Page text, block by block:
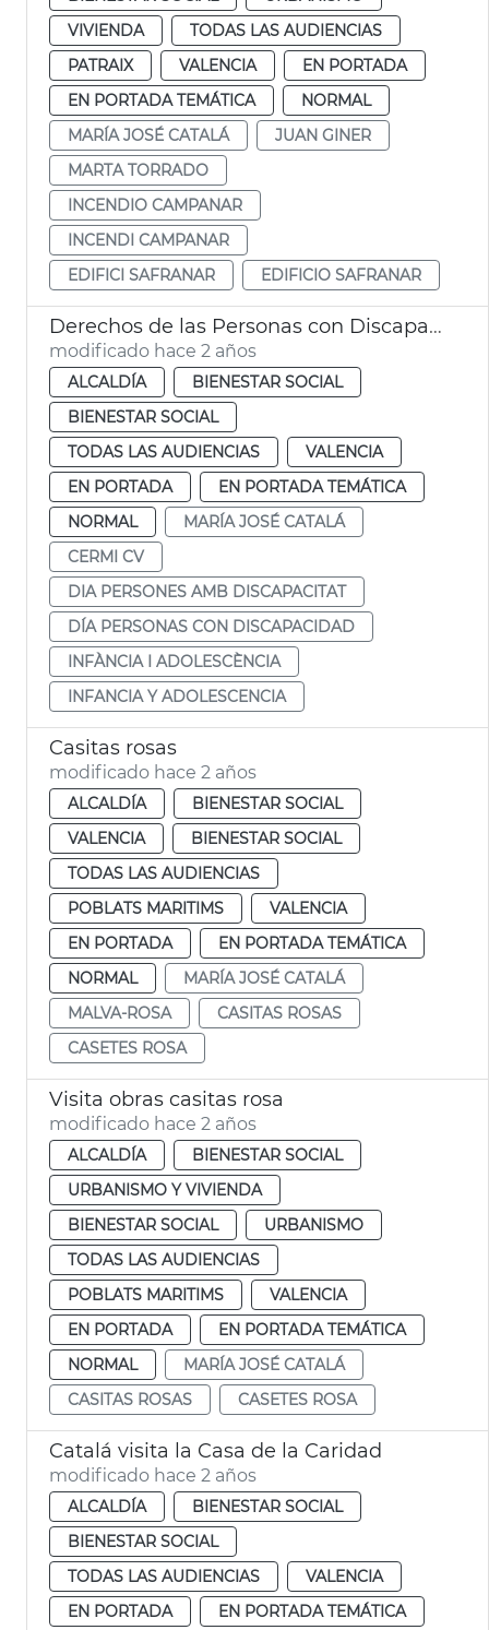
VIVIENDA
TODAS LAS AUDIENCIAS
PATRAIX
VALENCIA
EN PORTADA
EN PORTADA TEMÁTICA
NORMAL
MARÍA JOSÉ CATALÁ
JUAN GINER
MARTA TORRADO
INCENDIO CAMPANAR
INCENDI CAMPANAR
EDIFICI SAFRANAR
EDIFICIO SAFRANAR
Derechos de las Personas con Discapacidad
modificado hace 2 años
ALCALDÍA
BIENESTAR SOCIAL
BIENESTAR SOCIAL
TODAS LAS AUDIENCIAS
VALENCIA
EN PORTADA
EN PORTADA TEMÁTICA
NORMAL
MARÍA JOSÉ CATALÁ
CERMI CV
DIA PERSONES AMB DISCAPACITAT
DÍA PERSONAS CON DISCAPACIDAD
INFÀNCIA I ADOLESCÈNCIA
INFANCIA Y ADOLESCENCIA
Casitas rosas
modificado hace 2 años
ALCALDÍA
BIENESTAR SOCIAL
VALENCIA
BIENESTAR SOCIAL
TODAS LAS AUDIENCIAS
POBLATS MARITIMS
VALENCIA
EN PORTADA
EN PORTADA TEMÁTICA
NORMAL
MARÍA JOSÉ CATALÁ
MALVA-ROSA
CASITAS ROSAS
CASETES ROSA
Visita obras casitas rosa
modificado hace 2 años
ALCALDÍA
BIENESTAR SOCIAL
URBANISMO Y VIVIENDA
BIENESTAR SOCIAL
URBANISMO
TODAS LAS AUDIENCIAS
POBLATS MARITIMS
VALENCIA
EN PORTADA
EN PORTADA TEMÁTICA
NORMAL
MARÍA JOSÉ CATALÁ
CASITAS ROSAS
CASETES ROSA
Catalá visita la Casa de la Caridad
modificado hace 2 años
ALCALDÍA
BIENESTAR SOCIAL
BIENESTAR SOCIAL
TODAS LAS AUDIENCIAS
VALENCIA
EN PORTADA
EN PORTADA TEMÁTICA